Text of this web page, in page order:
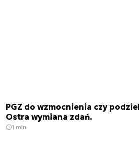
PGZ do wzmocnienia czy
Ostra wymiana zdań.
1 min.